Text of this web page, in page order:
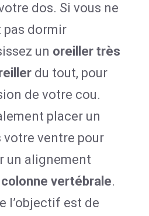
dos. Si vous ne
pas dormir
un oreiller très
du tout, pour
de votre cou.
placer un
votre ventre pour
un alignement
colonne vertébrale.
l’objectif est de